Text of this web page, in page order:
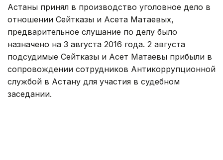
Астаны принял в производство уголовное дело в
отношении Сейтказы и Асета Матаевых,
предварительное слушание по делу было
назначено на 3 августа 2016 года. 2 августа
подсудимые Сейтказы и Асет Матаевы прибыли в
сопровождении сотрудников Антикоррупционной
службой в Астану для участия в судебном
заседании.